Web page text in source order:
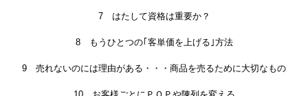
7 はたして資格は重要か？
8 もうひとつの｢客単価を上げる｣方法
9 売れないのには理由がある・・・商品を売るために大切なもの